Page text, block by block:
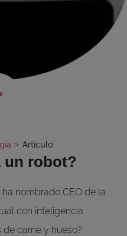
> Artículo
un robot?
nombrado CEO de la
con inteligencia
carne y hueso?